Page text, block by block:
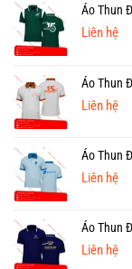
Áo Thun
Liên hệ
Áo Thun
Liên hệ
Áo Thun
Liên hệ
Áo Thun
Liên hệ